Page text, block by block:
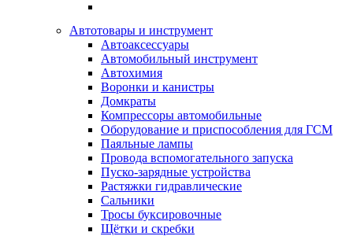
Автотовары и инструмент
Автоаксессуары
Автомобильный инструмент
Автохимия
Воронки и канистры
Домкраты
Компрессоры автомобильные
Оборудование и приспособления для ГСМ
Паяльные лампы
Провода вспомогательного запуска
Пуско-зарядные устройства
Растяжки гидравлические
Сальники
Тросы буксировочные
Щётки и скребки